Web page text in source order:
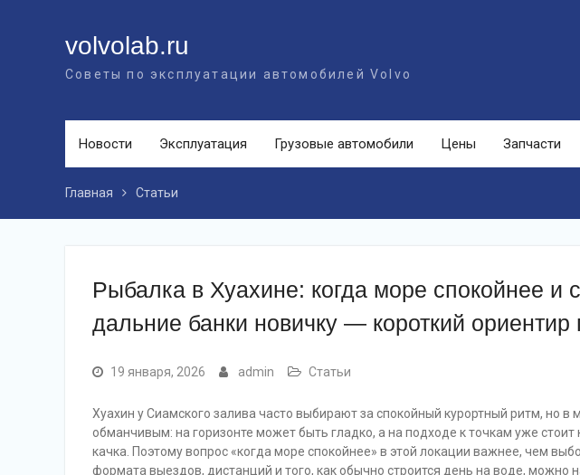
volvolab.ru
Советы по эксплуатации автомобилей Volvo
Новости Эксплуатация Грузовые автомобили Цены Запчасти
Главная Статьи
Рыбалка в Хуахине: когда море спокойнее и
дальние банки новичку — короткий ориентир
19 января, 2026 admin Статьи
Хуахин у Сиамского залива часто выбирают за спокойный курортный ритм, но в
обманчивым: на горизонте может быть гладко, а на подходе к точкам уже стоит
качка. Поэтому вопрос «когда море спокойнее» в этой локации важнее, чем
формата выездов, дистанций и того, как обычно строится день на воде, можно